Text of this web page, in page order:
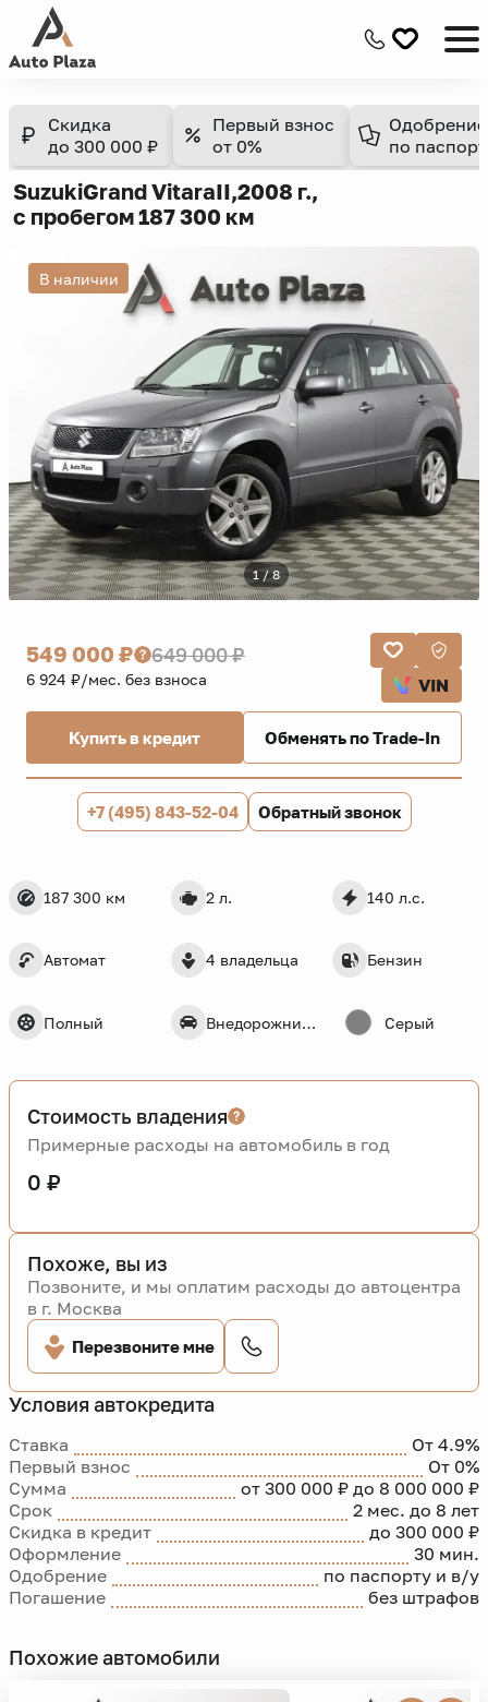
Скидка
до 300 000 ₽
Первый взнос
от 0%
Одобрение
по
SuzukiGrand VitaraII,2008 г.,
с пробегом 187 300 км
В наличии
1 / 8
187 300 км 2 л. 140 л.с.
Автомат 4 владельца Бензин
Полный Внедорожник 5 дв. Серый
549 000 ₽ 649 000 ₽
6 924 ₽/мес. без взноса VIN
Купить в кредит Обменять по Trade-In
+7 (495) 843-52-04 Обратный звонок
Условия автокредита
Ставка
От 4.9%
Первый взнос
От 0%
Сумма
от 300 000 ₽ до 8 000 000 ₽
Срок
2 мес. до 8 лет
Скидка в кредит
до 300 000 ₽
Оформление
30 мин.
Одобрение
по паспорту и в/у
Погашение
без штрафов
Стоимость владения
Примерные расходы на автомобиль в год
0 ₽
Похоже, вы из
Позвоните, и мы оплатим расходы до автоцентра
в г. Москва
Перезвоните мне
Похожие автомобили